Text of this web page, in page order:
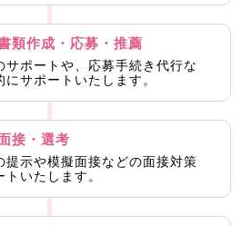
類作成・応募・推薦
サポートや、応募手続き代行な
にサポートいたします。
接・選考
提示や模擬面接などの面接対策
いたします。